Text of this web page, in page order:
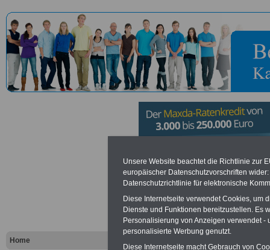
Home
Mach-
Unsere Website beachtet die Richtlinie zur
europäischer Datenschutzvorschriften
Datenschutzrichtlinie für elektronische
Diese Internetseite verwendet Cookies, um
Dienste und Funktionen bereitzustellen. Es
Personalisierung von Anzeigen verwendet
personalisierte Werbung genutzt.
Diese Internetseite macht Gebrauch von